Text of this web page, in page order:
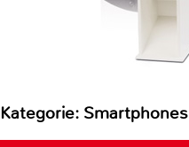
Kategorie: Smartphones